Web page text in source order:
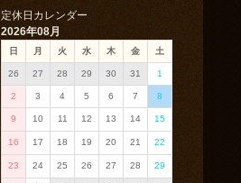
定休日カレンダー
2026年08月
日 月 火 水 木 金 土
26 27 28 29 30 31 1
2 3 4 5 6 7 8
9 10 11 12 13 14 15
16 17 18 19 20 21 22
23 24 25 26 27 28 29